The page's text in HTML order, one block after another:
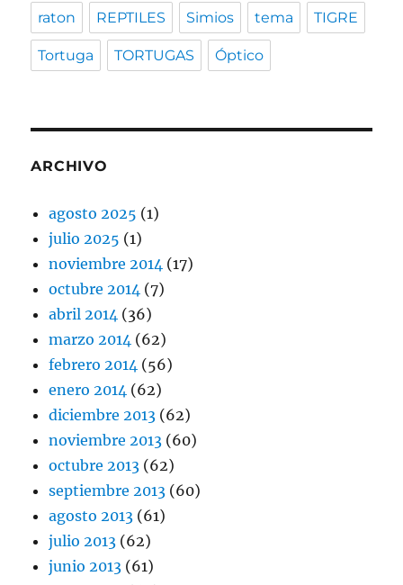
raton REPTILES Simios tema TIGRE
Tortuga TORTUGAS Óptico
ARCHIVO
agosto 2025 (1)
julio 2025 (1)
noviembre 2014 (17)
octubre 2014 (7)
abril 2014 (36)
marzo 2014 (62)
febrero 2014 (56)
enero 2014 (62)
diciembre 2013 (62)
noviembre 2013 (60)
octubre 2013 (62)
septiembre 2013 (60)
agosto 2013 (61)
julio 2013 (62)
junio 2013 (61)